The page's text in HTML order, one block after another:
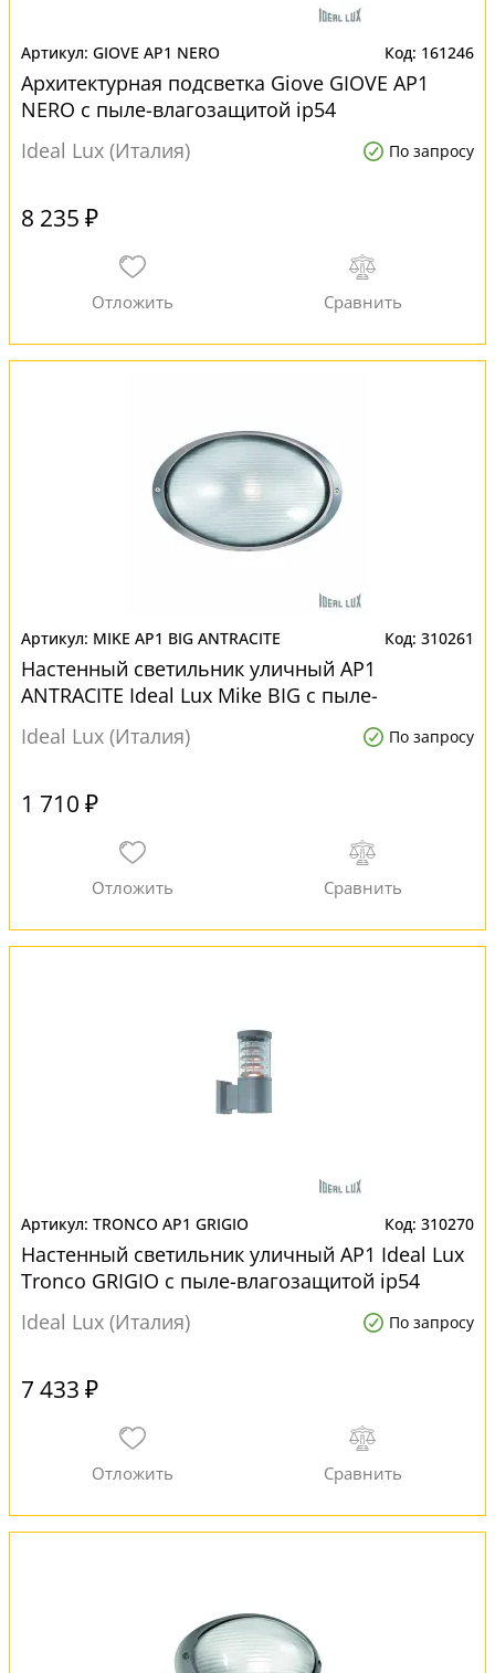
GIOVE AP1 NERO 161246
Архитектурная подсветка Giove GIOVE AP1
NERO с пыле-влагозащитой ip54
Ideal Lux (Италия)
По запросу
8 235 ₽
MIKE AP1 BIG ANTRACITE 310261
Настенный светильник уличный AP1
ANTRACITE Ideal Lux Mike BIG с пыле-
влагозащитой ip54
Ideal Lux (Италия) По запросу
1 710 ₽
TRONCO AP1 GRIGIO 310270
Настенный светильник уличный AP1 Ideal Lux
Tronco GRIGIO с пыле-влагозащитой ip54
Ideal Lux (Италия)
По запросу
7 433 ₽